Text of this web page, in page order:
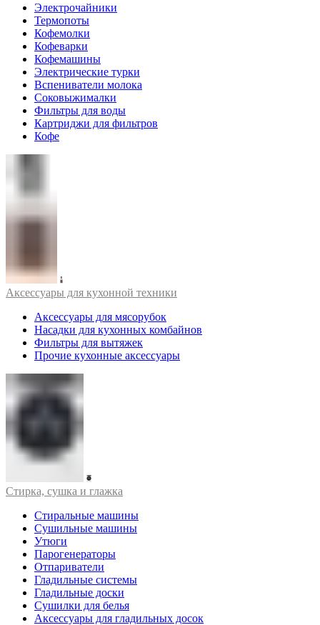
Электрочайники
Термопоты
Кофемолки
Кофеварки
Кофемашины
Электрические турки
Вспениватели молока
Соковыжималки
Фильтры для воды
Картриджи для фильтров
Кофе
Аксессуары для кухонной техники
Аксессуары для мясорубок
Насадки для кухонных комбайнов
Фильтры для вытяжек
Прочие кухонные аксессуары
Стирка, сушка и глажка
Стиральные машины
Сушильные машины
Утюги
Парогенераторы
Отпариватели
Гладильные системы
Гладильные доски
Сушилки для белья
Аксессуары для гладильных досок